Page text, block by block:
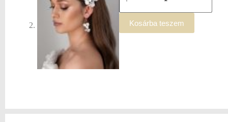
Kosárba teszem